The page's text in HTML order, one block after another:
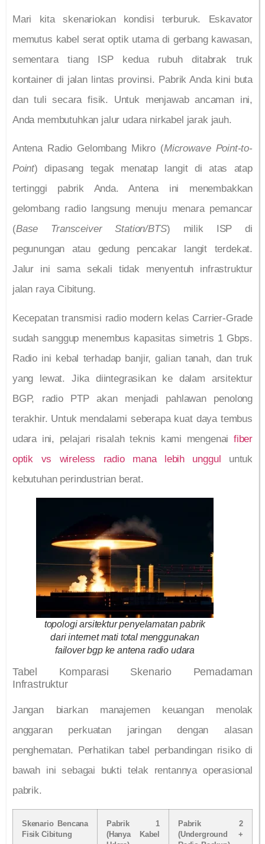
Mari kita skenariokan kondisi terburuk. Eskavator
memutus kabel serat optik utama di gerbang kawasan,
sementara tiang ISP kedua rubuh ditabrak truk
kontainer di jalan lintas provinsi. Pabrik Anda kini buta
dan tuli secara fisik. Untuk menjawab ancaman ini,
Anda membutuhkan jalur udara nirkabel jarak jauh.
Antena Radio Gelombang Mikro (Microwave Point-to-
Point) dipasang tegak menatap langit di atas atap
tertinggi pabrik Anda. Antena ini menembakkan
gelombang radio langsung menuju menara pemancar
(Base Transceiver Station/BTS) milik ISP di
pegunungan atau gedung pencakar langit terdekat.
Jalur ini sama sekali tidak menyentuh infrastruktur
jalan raya Cibitung.
Kecepatan transmisi radio modern kelas Carrier-Grade
sudah sanggup menembus kapasitas simetris 1 Gbps.
Radio ini kebal terhadap banjir, galian tanah, dan truk
yang lewat. Jika diintegrasikan ke dalam arsitektur
BGP, radio PTP akan menjadi pahlawan penolong
terakhir. Untuk mendalami seberapa kuat daya tembus
udara ini, pelajari risalah teknis kami mengenai fiber
optik vs wireless radio mana lebih unggul untuk
kebutuhan perindustrian berat.
topologi arsitektur penyelamatan pabrik
dari internet mati total menggunakan
failover bgp ke antena radio udara
Tabel Komparasi Skenario Pemadaman
Infrastruktur
Jangan biarkan manajemen keuangan menolak
anggaran perkuatan jaringan dengan alasan
penghematan. Perhatikan tabel perbandingan risiko di
bawah ini sebagai bukti telak rentannya operasional
pabrik.
Skenario Bencana
Fisik Cibitung
Pabrik 1
(Hanya Kabel
Pabrik 2
(Underground +